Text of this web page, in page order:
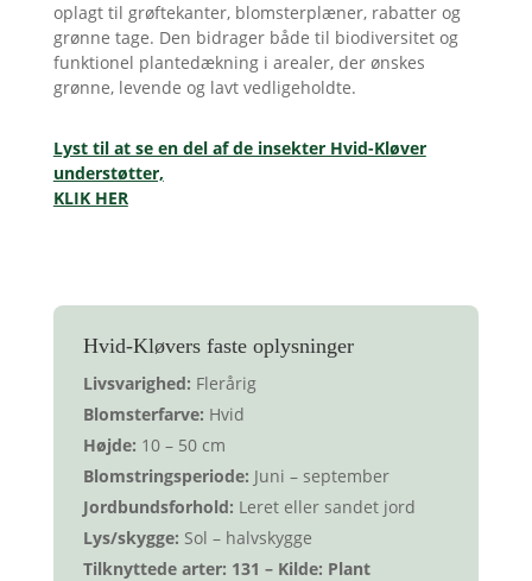
oplagt til grøftekanter, blomsterplæner, rabatter og
grønne tage. Den bidrager både til biodiversitet og
funktionel plantedækning i arealer, der ønskes
grønne, levende og lavt vedligeholdte.
Lyst til at se en del af de insekter Hvid-Kløver
understøtter,
KLIK HER
Hvid-Kløvers faste oplysninger
Livsvarighed: Flerårig
Blomsterfarve: Hvid
Højde: 10 – 50 cm
Blomstringsperiode: Juni – september
Jordbundsforhold: Leret eller sandet jord
Lys/skygge: Sol – halvskygge
Tilknyttede arter: 131 – Kilde: Plant